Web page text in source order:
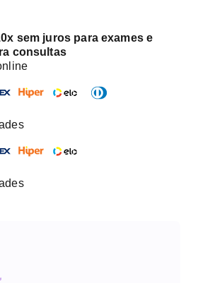
sem juros para exames e
consultas